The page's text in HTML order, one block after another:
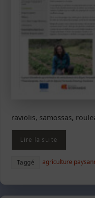
raviolis, samossas,
Lire la suite
Taggé agriculture